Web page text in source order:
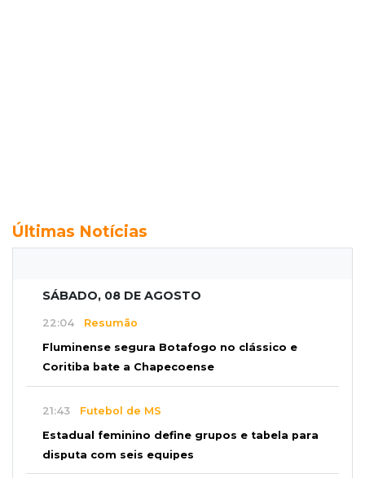
Últimas Notícias
SÁBADO, 08 DE AGOSTO
22:04 Resumão
Fluminense segura Botafogo no clássico e
Coritiba bate a Chapecoense
21:43 Futebol de MS
Estadual feminino define grupos e tabela para
disputa com seis equipes